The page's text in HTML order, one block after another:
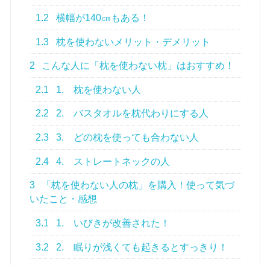
1.2 横幅が140㎝もある！
1.3 枕を使わないメリット・デメリット
2 こんな人に「枕を使わない枕」はおすすめ！
2.1 1. 枕を使わない人
2.2 2. バスタオルを枕代わりにする人
2.3 3. どの枕を使っても合わない人
2.4 4. ストレートネックの人
3
「枕を使わない人の枕」を購入！使って気づ
いたこと・感想
3.1 1. いびきが改善された！
3.2 2. 眠りが浅くても起きるとすっきり！